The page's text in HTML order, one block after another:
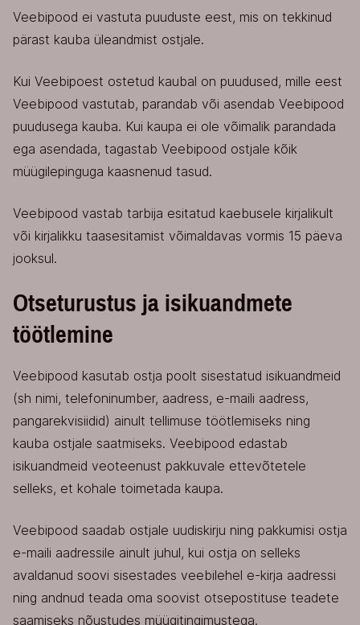
Veebipood ei vastuta puuduste eest, mis on tekkinud
pärast kauba üleandmist ostjale.
Kui Veebipoest ostetud kaubal on puudused, mille eest
Veebipood vastutab, parandab või asendab Veebipood
puudusega kauba. Kui kaupa ei ole võimalik parandada
ega asendada, tagastab Veebipood ostjale kõik
müügilepinguga kaasnenud tasud.
Veebipood vastab tarbija esitatud kaebusele kirjalikult
või kirjalikku taasesitamist võimaldavas vormis 15 päeva
jooksul.
Otseturustus ja isikuandmete
töötlemine
Veebipood kasutab ostja poolt sisestatud isikuandmeid
(sh nimi, telefoninumber, aadress, e-maili aadress,
pangarekvisiidid) ainult tellimuse töötlemiseks ning
kauba ostjale saatmiseks. Veebipood edastab
isikuandmeid veoteenust pakkuvale ettevõtetele
selleks, et kohale toimetada kaupa.
Veebipood saadab ostjale uudiskirju ning pakkumisi ostja
e-maili aadressile ainult juhul, kui ostja on selleks
avaldanud soovi sisestades veebilehel e-kirja aadressi
ning andnud teada oma soovist otsepostituse teadete
saamiseks nõustudes müügitingimustega.